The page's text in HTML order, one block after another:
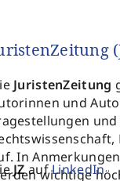
JuristenZeitung
und
In
wichtige
JZaufLinkedIn